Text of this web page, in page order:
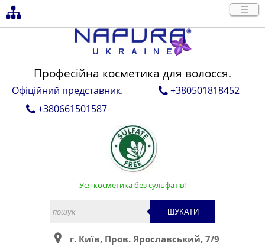
Професійна косметика для волосся.
Офіційний представник.
+380501818452
+380661501587
Уся косметика без сульфатів!
ШУКАТИ
г. Київ, Пров. Ярославський, 7/9